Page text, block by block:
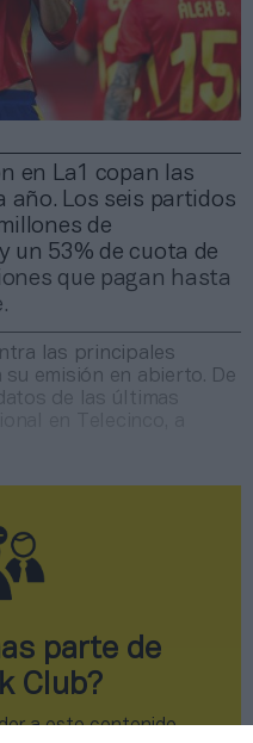
en La1 copan las
año. Los seis partidos
de
un 53% de cuota de
que pagan hasta
las principales
emisión en abierto. De
de las últimas
parte de
Club?
a este contenido